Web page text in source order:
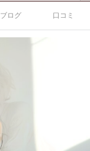
ブログ 口コミ